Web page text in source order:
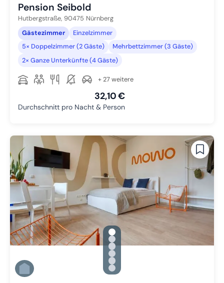
Pension Seibold
Hutbergstraße, 90475 Nürnberg
Gästezimmer
Einzelzimmer
5× Doppelzimmer (2 Gäste)
Mehrbettzimmer (3 Gäste)
2× Ganze Unterkünfte (4 Gäste)
+ 27 weitere
32,10 €
Durchschnitt pro Nacht & Person
gallery.slide_selector
Zu Slide 1 wechseln
Zu Slide 2 wechseln
Zu Slide 3 wechseln
Zu Slide 4 wechseln
Zu Slide 5 wechseln
Zu Slide 6 wechseln